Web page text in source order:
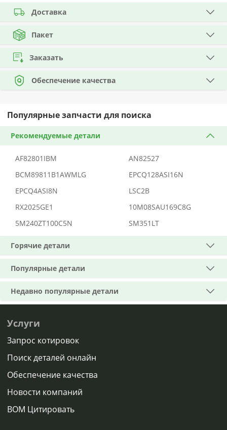
Доставка
Пакет
Заказать
Обеспечение качества
Популярные запчасти для поиска
Рекомендуемые детали
AF82801IBM
AN82527
BCM89811B1AWMLG
EPCQ128ASI16N
EPCQ4ASI8N
LSC2B
RX2025GE1
10M08SAU169C8G
5M240ZT100C5N
SM351LT
Горячие детали
Популярные детали
Недавно популярные детали
Услуги
Запрос котировок
Поиск деталей онлайн
Обеспечение качества
Новости компаний
BOM Цитировать